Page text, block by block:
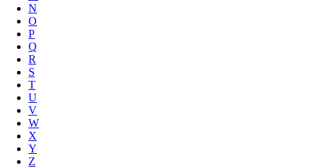
N
O
P
Q
R
S
T
U
V
W
X
Y
Z